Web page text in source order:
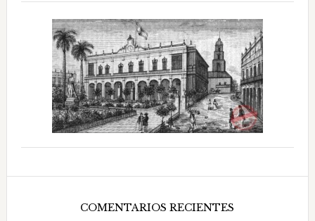
COMENTARIOS RECIENTES